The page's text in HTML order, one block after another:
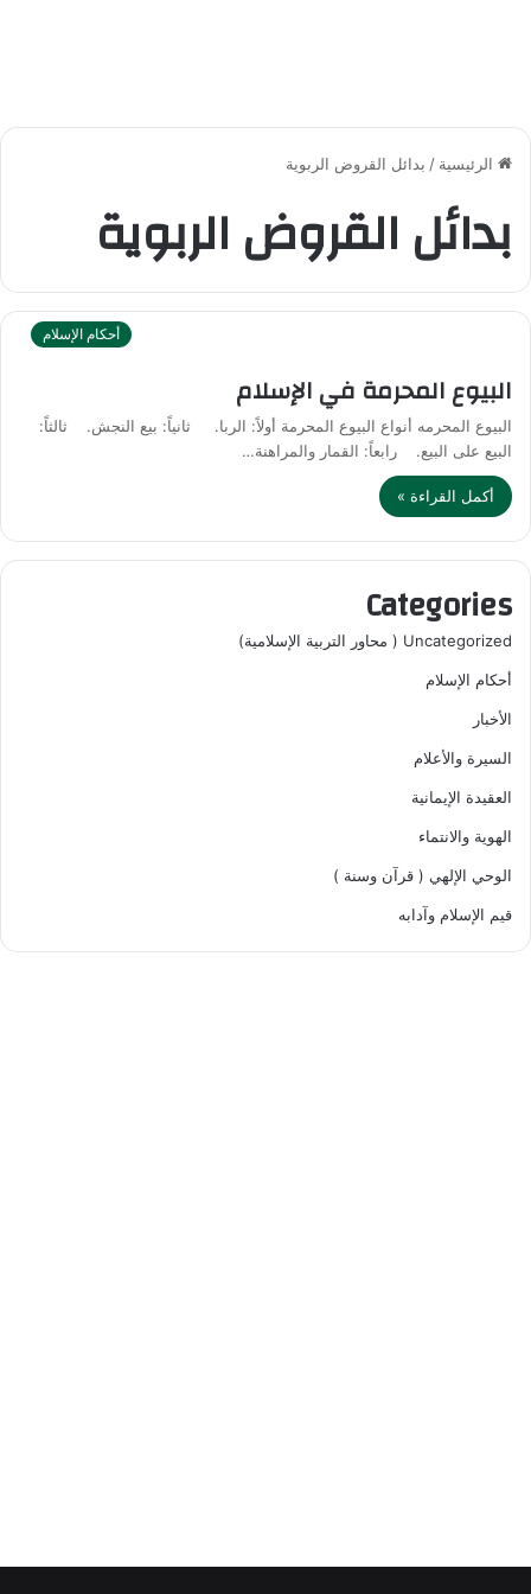
الرئيسية / بدائل القروض الربوية
بدائل القروض الربوية
أحكام الإسلام
البيوع المحرمة في الإسلام
البيوع المحرمه أنواع البيوع المحرمة أولاً: الربا. ثانياً: بيع النجش. ثالثاً:
البيع على البيع. رابعاً: القمار والمراهنة…
أكمل القراءة »
Categories
Uncategorized ( محاور التربية الإسلامية)
أحكام الإسلام
الأخبار
السيرة والأعلام
العقيدة الإيمانية
الهوية والانتماء
الوحي الإلهي ( قرآن وسنة )
قيم الإسلام وآدابه